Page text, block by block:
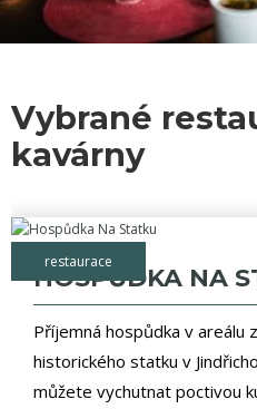
Vybrané
kavárny
restaurace
HOSPŮDKA NA
Příjemná hospůdka v areálu
historického statku v
můžete vychutnat poctivou